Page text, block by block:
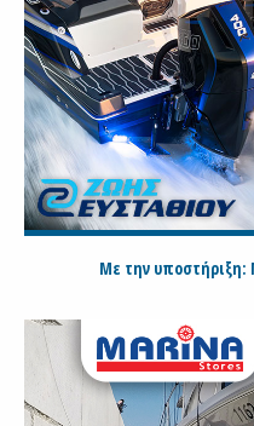
Με την υποστήριξη: